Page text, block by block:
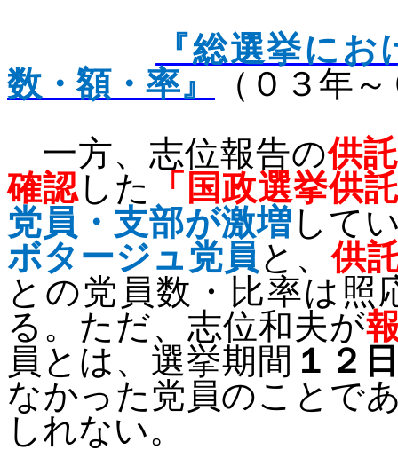
『総選挙に
数・額・率』
（０３年
一方、志位報告の供
確認した
「国政選挙供
党員・支部が激増 して
ボタージュ党員 と、供
との党員数・比率は照
る。ただ、志位和夫が
員とは、選挙期間 １２
なかった党員のことで
しれない。